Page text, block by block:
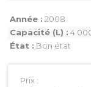
Prix :
Année
2008
Capacité (L)
4
État
Bon état